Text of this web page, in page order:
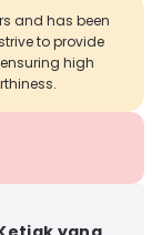
and has been
to provide
high